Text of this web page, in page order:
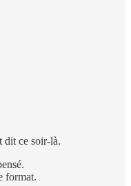
dit ce soir-là.
format.